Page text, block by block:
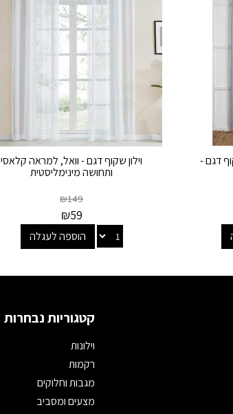
דגם -
וילון שקוף דגם - וואל, למראה קלאסי
ותחושה מינימליסטית
₪149
₪59
הוספה לעגלה
קטגוריות נבחרות
וילונות
רקמות
מגבות וחלוקים
מצעים ומסביב